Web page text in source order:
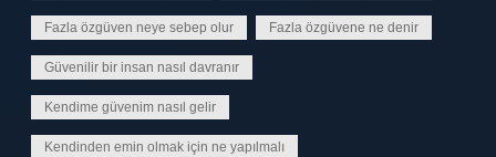
Fazla özgüven neye sebep olur Fazla özgüvene ne denir
Güvenilir bir insan nasıl davranır
Kendime güvenim nasıl gelir
Kendinden emin olmak için ne yapılmalı